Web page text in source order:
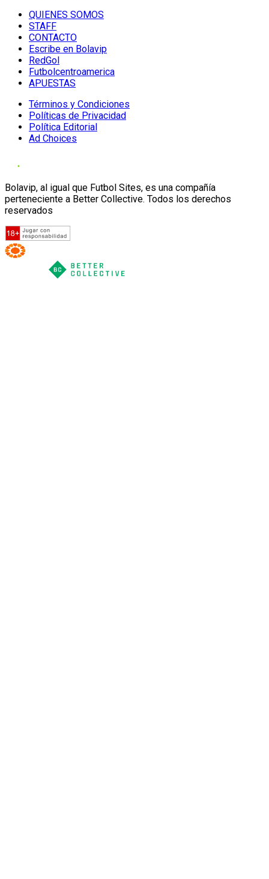
QUIENES SOMOS
STAFF
CONTACTO
Escribe en Bolavip
RedGol
Futbolcentroamerica
APUESTAS
Términos y Condiciones
Políticas de Privacidad
Política Editorial
Ad Choices
Bolavip, al igual que Futbol Sites, es una compañía
perteneciente a Better Collective. Todos los derechos
reservados